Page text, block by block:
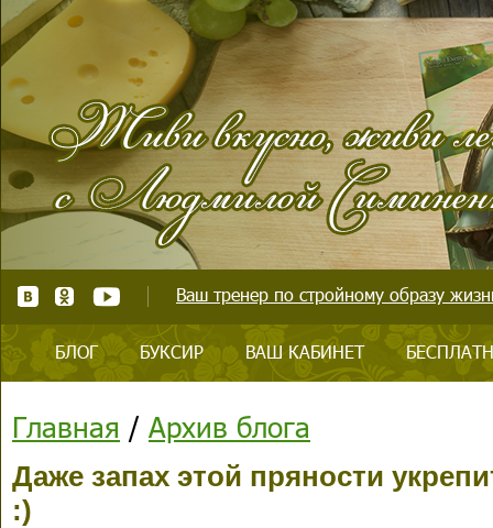
Ваш тренер по стройному образу
БЛОГ БУКСИР ВАШ КАБИНЕТ
Главная / Архив блога
Даже запах этой пряности
:)